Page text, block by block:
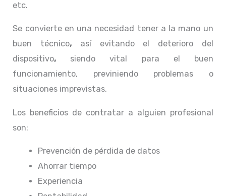
etc.
Se convierte en una necesidad tener a la mano un
buen técnico, así evitando el deterioro del
dispositivo, siendo vital para el buen
funcionamiento, previniendo problemas o
situaciones imprevistas.
Los beneficios de contratar a alguien profesional
son:
Prevención de pérdida de datos
Ahorrar tiempo
Experiencia